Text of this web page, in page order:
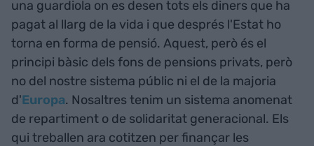
una guardiola on es desen tots els diners que ha
pagat al llarg de la vida i que després l'Estat ho
torna en forma de pensió. Aquest, però és el
principi bàsic dels fons de pensions privats, però
no del nostre sistema públic ni el de la majoria
d'Europa. Nosaltres tenim un sistema anomenat
de repartiment o de solidaritat generacional. Els
qui treballen ara cotitzen per finançar les